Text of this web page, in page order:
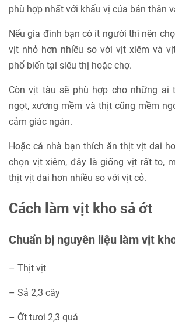
phù hợp nhất với khẩu vị của bản thân
Nếu gia đình bạn có ít người thì nên
vịt nhỏ hơn nhiều so với vịt xiêm và
phổ biến tại siêu thị hoặc chợ.
Còn vịt tàu sẽ phù hợp cho những ai
ngọt, xương mềm và thịt cũng mềm
cảm giác ngán.
Hoặc cả nhà bạn thích ăn thịt vịt dai
chọn vịt xiêm, đây là giống vịt rất to,
thịt vịt dai hơn nhiều so với vịt cỏ.
Cách làm vịt kho sả ớt
Chuẩn bị nguyên liệu làm vịt
– Thịt vịt
– Sả 2,3 cây
– Ớt tươi 2,3 quả